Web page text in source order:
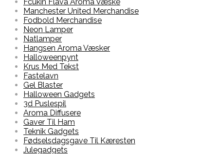
Manchester United Merchandise
Fodbold Merchandise
Neon Lamper
Natlamper
Hangsen Aroma Væsker
Halloweenpynt
Krus Med Tekst
Fastelavn
Gel Blaster
Halloween Gadgets
3d Puslespil
Aroma Diffusere
Gaver Til Ham
Teknik Gadgets
Fødselsdagsgave Til Kæresten
Julegadgets